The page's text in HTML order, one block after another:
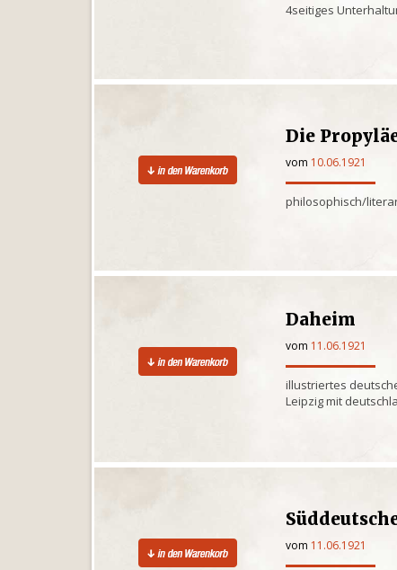
4seitiges
Die
vom 10.06.1921
philosophisch/
Daheim
vom 11.06.1921
illustriertes
Leipzig mit
vom 11.06.1921